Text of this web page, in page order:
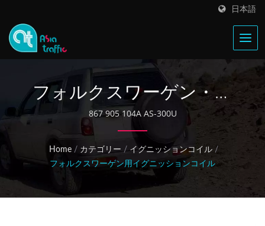
日本語
フォルクスワーゲン・ゴ
ルフ 867 905 104A イグニ
ッションコイル
867 905 104A AS-300U
Home / カテゴリー / イグニッションコイル /
フォルクスワーゲン用イグニッションコイル